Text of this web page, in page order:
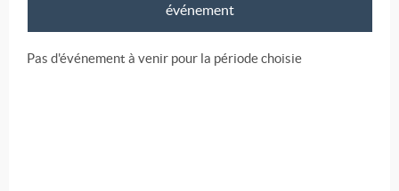
événement
Pas d'événement à venir pour la période choisie